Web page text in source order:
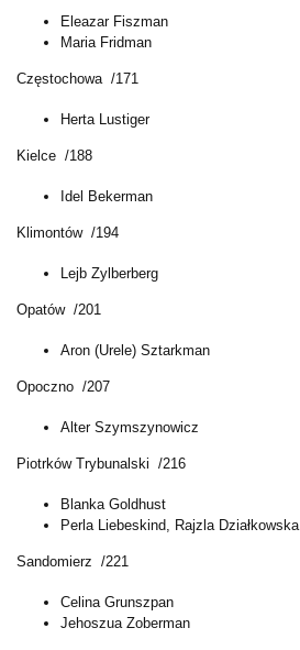
Eleazar Fiszman
Maria Fridman
Częstochowa /171
Herta Lustiger
Kielce /188
Idel Bekerman
Klimontów /194
Lejb Zylberberg
Opatów /201
Aron (Urele) Sztarkman
Opoczno /207
Alter Szymszynowicz
Piotrków Trybunalski /216
Blanka Goldhust
Perla Liebeskind, Rajzla Działkowska
Sandomierz /221
Celina Grunszpan
Jehoszua Zoberman